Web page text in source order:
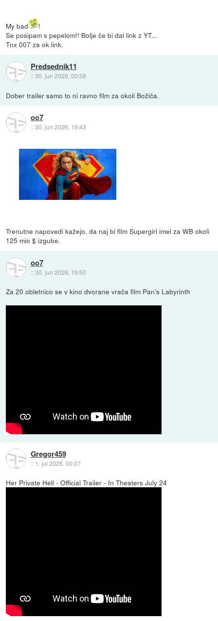
My bad
!
Se posipam s pepelom!! Bolje če bi dal link z YT...
Tnx 007 za ok link.
Predsednik11
::30. jun 2026, 00:58
Dober trailer samo to ni ravno film za okoli Božiča.
oo7
::30. jun 2026, 19:43
Trenutne napovedi kažejo, da naj bi film Supergirl imel za WB okoli
125 mio $ izgube.
oo7
::30. jun 2026, 19:50
Za 20 obletnico se v kino dvorane vrača film Pan's Labyrinth
Gregor459
:: 1. jul 2026, 00:07
Her Private Hell - Official Trailer - In Theaters July 24